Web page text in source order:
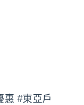
惠 #東亞戶